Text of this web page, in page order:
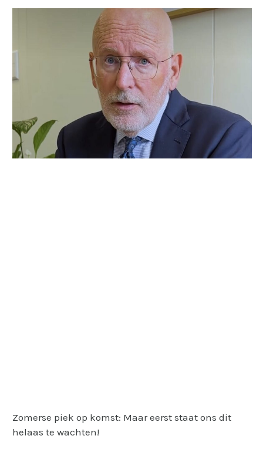
Zomerse piek op komst: Maar eerst staat ons dit
helaas te wachten!